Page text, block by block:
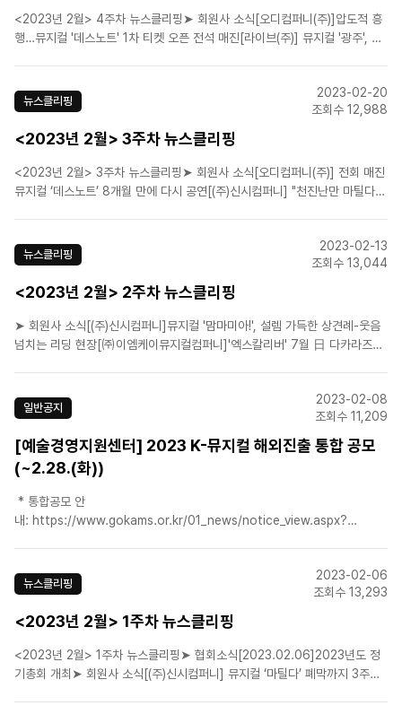
<2023년 2월> 4주차 뉴스클리핑➤ 회원사 소식[오디컴퍼니(주)]압도적 흥
행…뮤지컬 '데스노트' 1차 티켓 오픈 전석 매진[라이브(주)] 뮤지컬 '광주', 5
6년 만에 개막[에스앤..
뉴스클리핑
2023-02-20
조회수 12,988
<2023년 2월> 3주차 뉴스클리핑
<2023년 2월> 3주차 뉴스클리핑➤ 회원사 소식[오디컴퍼니(주)] 전회 매진
뮤지컬 ‘데스노트’ 8개월 만에 다시 공연[(주)신시컴퍼니] "천진난만 마틸다로
대표 인터뷰 “공연 챙기..
뉴스클리핑
2023-02-13
조회수 13,044
<2023년 2월> 2주차 뉴스클리핑
➤ 회원사 소식[(주)신시컴퍼니]뮤지컬 '맘마미아!', 설렘 가득한 상견례-웃음
넘치는 리딩 현장[㈜이엠케이뮤지컬컴퍼니]'엑스칼리버' 7월 日 다카라즈카
어 공연...12명의 왕비 그 베일을 벗다[(..
일반공지
2023-02-08
조회수 11,209
[예술경영지원센터] 2023 K-뮤지컬 해외진출 통합 공모
(~2.28.(화))
* 통합공모 안
내: https://www.gokams.or.kr/01_news/notice_view.aspx?
뉴스클리핑
2023-02-06
조회수 13,293
<2023년 2월> 1주차 뉴스클리핑
<2023년 2월> 1주차 뉴스클리핑➤ 협회소식[2023.02.06]2023년도 정
기총회 개최➤ 회원사 소식[(주)신시컴퍼니] 뮤지컬 ‘마틸다’ 폐막까지 3주…